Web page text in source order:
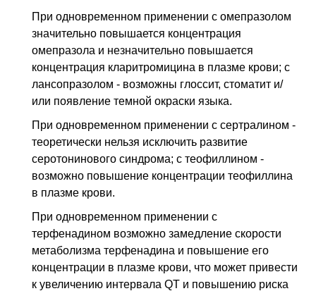
При одновременном применении с омепразолом
значительно повышается концентрация
омепразола и незначительно повышается
концентрация кларитромицина в плазме крови; с
лансопразолом - возможны глоссит, стоматит и/
или появление темной окраски языка.
При одновременном применении с сертралином -
теоретически нельзя исключить развитие
серотонинового синдрома; с теофиллином -
возможно повышение концентрации теофиллина
в плазме крови.
При одновременном применении с
терфенадином возможно замедление скорости
метаболизма терфенадина и повышение его
концентрации в плазме крови, что может привести
к увеличению интервала QT и повышению риска